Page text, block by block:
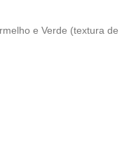
e Verde (textura de